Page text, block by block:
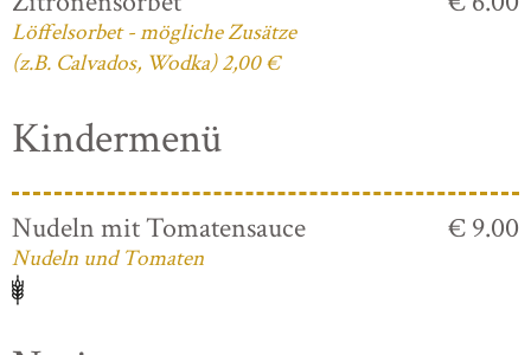
Löffelsorbet - mögliche Zusätze
(z.B. Calvados, Wodka) 2,00 €
Kindermenü
Nudeln mit Tomatensauce
Nudeln und Tomaten
€ 9.00